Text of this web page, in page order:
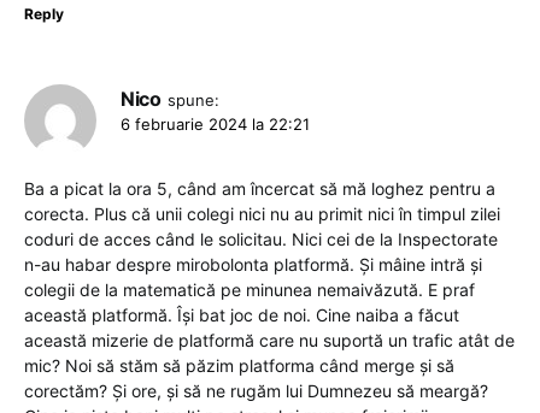
Reply
Nico spune:
6 februarie 2024 la 22:21
Ba a picat la ora 5, când am încercat să mă loghez pentru a
corecta. Plus că unii colegi nici nu au primit nici în timpul zilei
coduri de acces când le solicitau. Nici cei de la Inspectorate
n-au habar despre mirobolonta platformă. Și mâine intră și
colegii de la matematică pe minunea nemaivăzută. E praf
această platformă. Își bat joc de noi. Cine naiba a făcut
această mizerie de platformă care nu suportă un trafic atât de
mic? Noi să stăm să păzim platforma când merge și să
corectăm? Și ore, și să ne rugăm lui Dumnezeu să meargă?